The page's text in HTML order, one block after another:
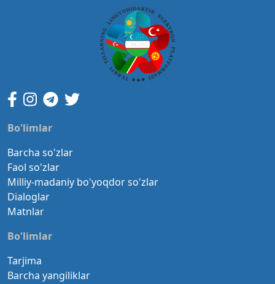
Bo'limlar
Barcha so'zlar
Faol so'zlar
Milliy-madaniy bo'yoqdor so'zlar
Dialoglar
Matnlar
Bo'limlar
Tarjima
Barcha yangiliklar